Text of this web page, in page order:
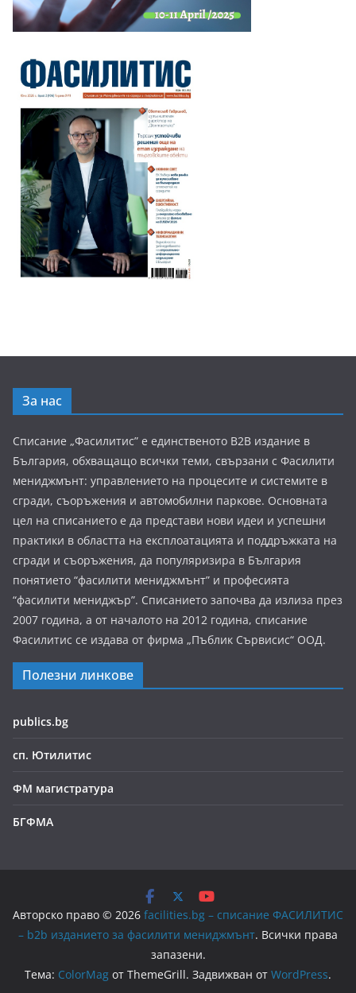
За нас
Списание „Фасилитис” е единственото B2B издание в
България, обхващащо всички теми, свързани с Фасилити
мениджмънт: управлението на процесите и системите в
сгради, съоръжения и автомобилни паркове. Основната
цел на списанието е да представи нови идеи и успешни
практики в областта на експлоатацията и поддръжката на
сгради и съоръжения, да популяризира в България
понятието “фасилити мениджмънт” и професията
“фасилити мениджър”. Списанието започва да излиза през
2007 година, а от началото на 2012 година, списание
Фасилитис се издава от фирма „Пъблик Сървисис“ ООД.
Полезни линкове
publics.bg
сп. Ютилитис
ФМ магистратура
БГФМА
Авторско право © 2026 facilities.bg – списание ФАСИЛИТИС
– b2b изданието за фасилити мениджмънт. Всички права
запазени.
Тема: ColorMag от ThemeGrill. Задвижван от WordPress.